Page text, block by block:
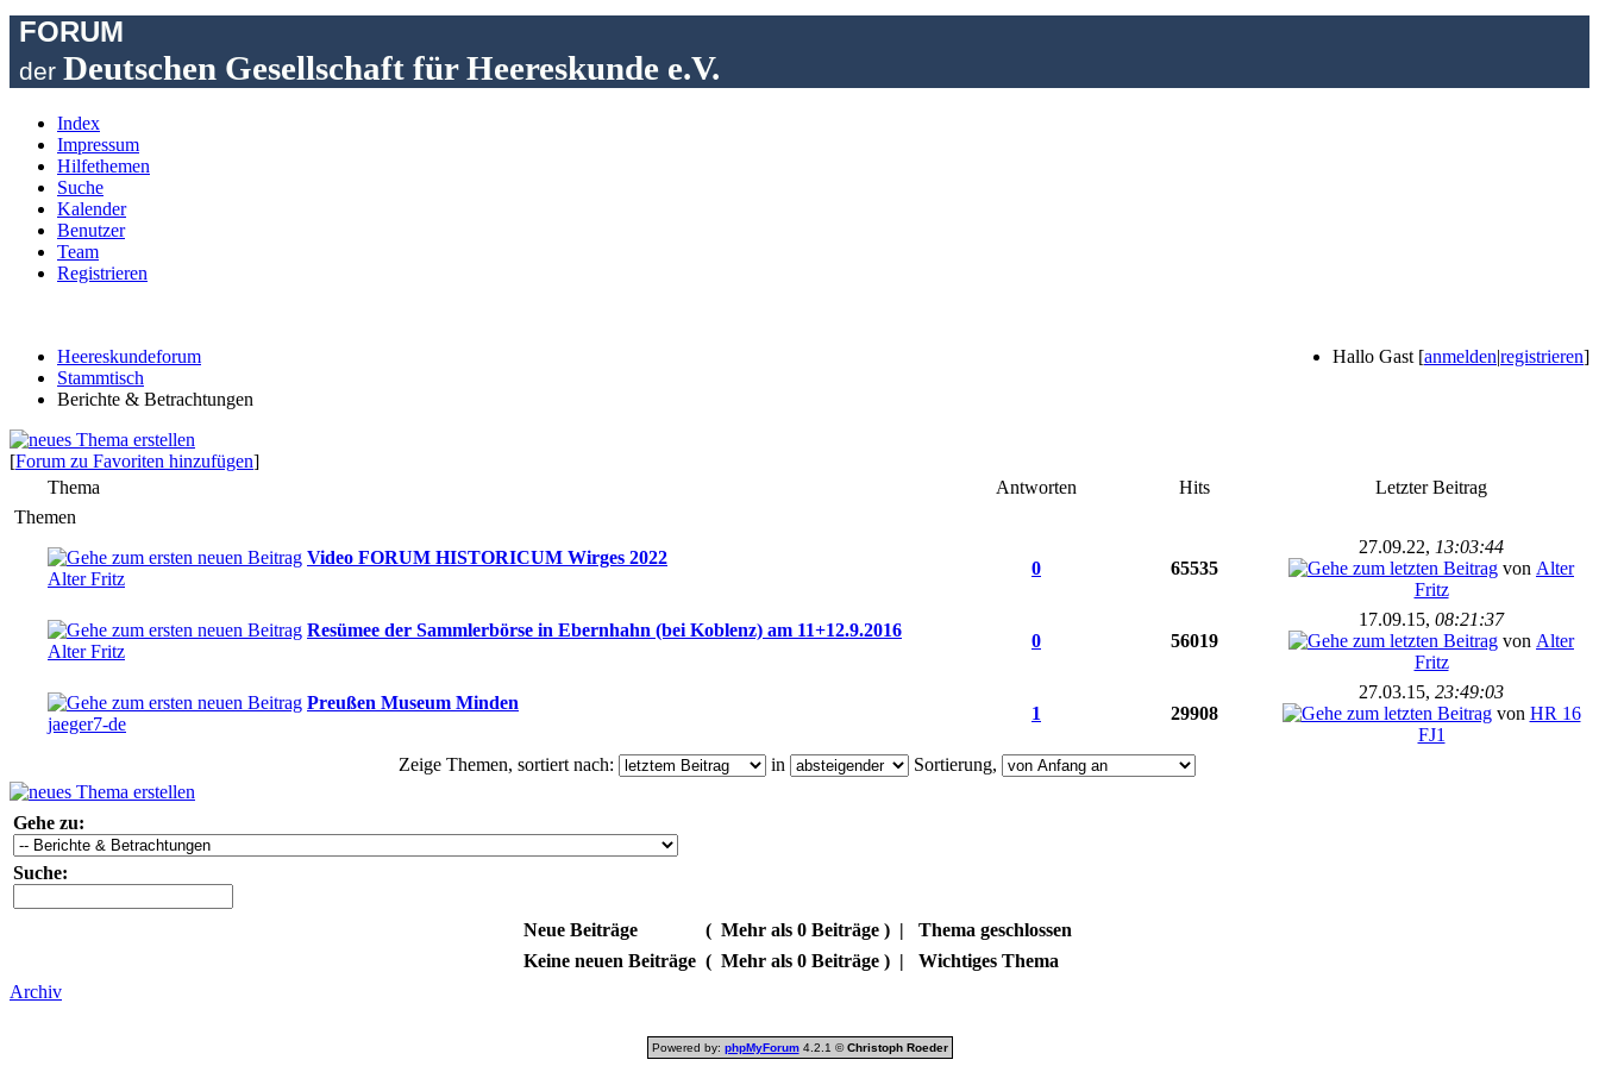
FORUM
der Deutschen Gesellschaft für Heereskunde e.V.
Index
Impressum
Hilfethemen
Suche
Kalender
Benutzer
Team
Registrieren
Hallo Gast [anmelden|registrieren]
Heereskundeforum
Stammtisch
Berichte & Betrachtungen
[Forum zu Favoriten hinzufügen]
Thema
Antworten Hits
Letzter Beitrag
Themen
Video FORUM HISTORICUM Wirges 2022
Alter Fritz
0 65535
27.09.22, 13:03:44
von Alter
Fritz
Resümee der Sammlerbörse in Ebernhahn (bei Koblenz) am 11+12.9.2016
Alter Fritz
0 56019
17.09.15, 08:21:37
von Alter
Fritz
Preußen Museum Minden
jaeger7-de
1 29908
27.03.15, 23:49:03
von HR 16
FJ1
Zeige Themen, sortiert nach:
in Sortierung,
Gehe zu:
Suche:
Neue Beiträge ( Mehr als 0 Beiträge ) |
Thema geschlossen
Keine neuen Beiträge ( Mehr als 0 Beiträge ) |
Wichtiges Thema
Archiv
Powered by: phpMyForum4.2.1 ©Christoph Roeder